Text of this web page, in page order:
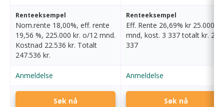
Renteeksempel
Nom.rente 18,00%, eff. rente
19,56 %, 225.000 kr. o/12 mnd.
Kostnad 22.536 kr. Totalt
247.536 kr.
Renteeksempel
Eff. Rente 26,69% kr 25.000/
mnd, kost. 3 337 totalt kr. 28
337
Anmeldelse Anmeldelse
Søk nå Søk nå